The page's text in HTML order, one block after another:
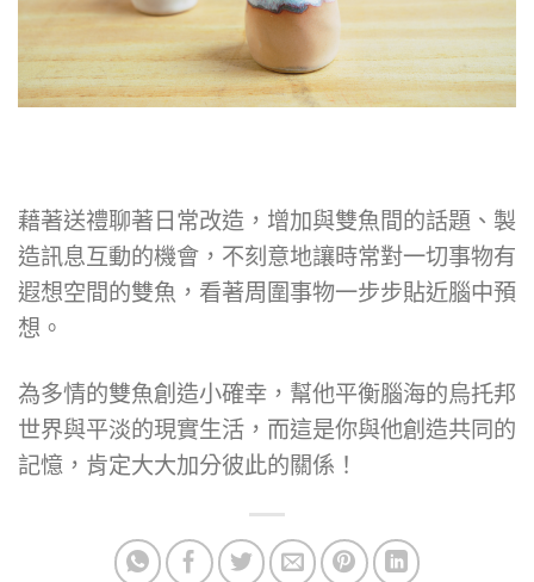
藉著送禮聊著日常改造，增加與雙魚間的話題、製
造訊息互動的機會，不刻意地讓時常對一切事物有
遐想空間的雙魚，看著周圍事物一步步貼近腦中預
想。
為多情的雙魚創造小確幸，幫他平衡腦海的烏托邦
世界與平淡的現實生活，而這是你與他創造共同的
記憶，肯定大大加分彼此的關係！